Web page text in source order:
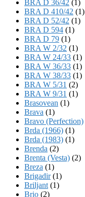
BRA D 36/42 (1)
BRA D 410/42 (1)
BRA D 52/42 (1)
BRA D 594 (1)
BRA D 79 (1)
BRA W 2/32 (1)
BRA W 24/33 (1)
BRA W 36/33 (1)
BRA W 38/33 (1)
BRA W 5/31 (2)
BRA W 9/31 (1)
Brasovean (1)
Brava (1)
Bravo (Perfection)
Brda (1966) (1)
Brda (1983) (1)
Brenda (2)
Brenta (Vesta) (2)
Breza (1)
Brigadir(1)
Briljant (1)
Brio (2)